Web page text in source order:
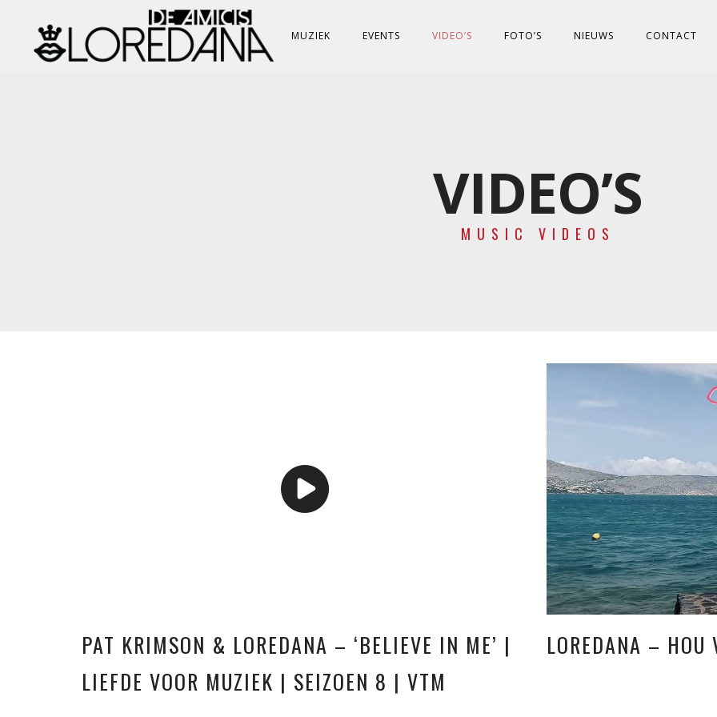
MUZIEK EVENTS VIDEO’S FOTO’S NIEUWS CONTACT
VIDEO’S
MUSIC VIDEOS
PAT KRIMSON & LOREDANA – ‘BELIEVE IN ME’ |
LIEFDE VOOR MUZIEK | SEIZOEN 8 | VTM
LOREDANA – HOU